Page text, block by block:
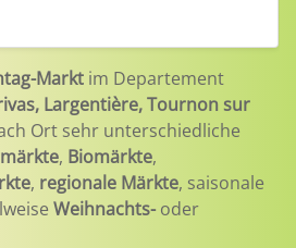
Markt im Departement
Largentière, Tournon sur
Ort sehr unterschiedliche
, Biomärkte,
, regionale Märkte, saisonale
Weihnachts- oder